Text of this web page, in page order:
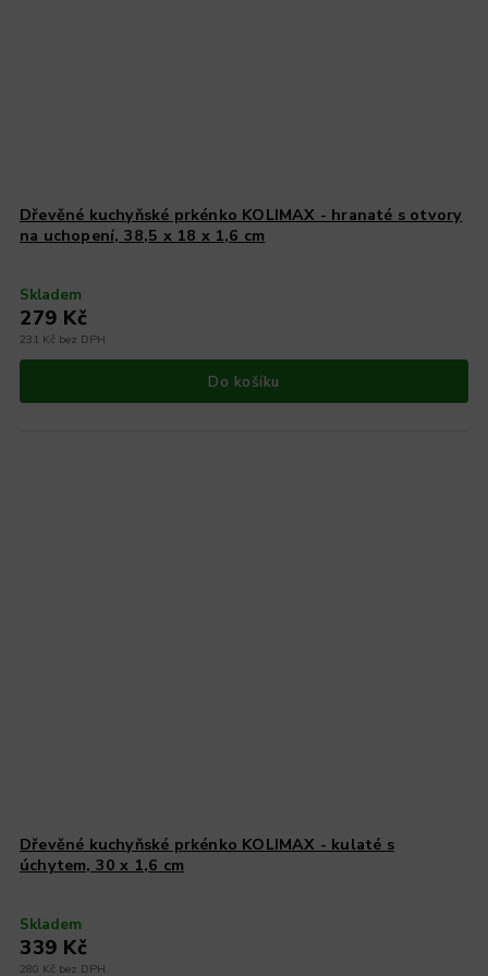
Dřevěné kuchyňské prkénko KOLIMAX - hranaté s otvory
na uchopení, 38,5 x 18 x 1,6 cm
Skladem
231 Kč bez DPH
279 Kč
Do košíku
Dřevěné kuchyňské prkénko KOLIMAX - kulaté s
úchytem, 30 x 1,6 cm
Skladem
280 Kč bez DPH
339 Kč